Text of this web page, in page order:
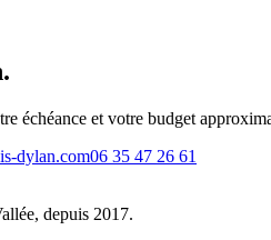
échéance et votre budget
dylan.com06 35 47 26 61
depuis 2017.